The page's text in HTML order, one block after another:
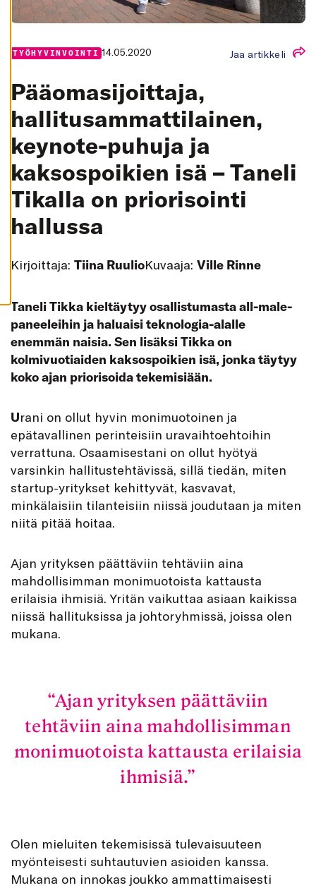
K
I
Y
S
Y
A
I
I
V
S
TYÖHYVINVOINTI 14.05.2020 Jaa artikkeli
Pääomasijoittaja,
hallitusammattilainen,
keynote-puhuja ja
kaksospoikien isä – Taneli
Tikalla on priorisointi
hallussa
Kirjoittaja: Tiina RuulioKuvaaja: Ville Rinne
Taneli Tikka kieltäytyy osallistumasta all-male-
paneeleihin ja haluaisi teknologia-alalle
enemmän naisia. Sen lisäksi Tikka on
kolmivuotiaiden kaksospoikien isä, jonka täytyy
koko ajan priorisoida tekemisiään.
Urani on ollut hyvin monimuotoinen ja
epätavallinen perinteisiin uravaihtoehtoihin
verrattuna. Osaamisestani on ollut hyötyä
varsinkin hallitustehtävissä, sillä tiedän, miten
startup-yritykset kehittyvät, kasvavat,
minkälaisiin tilanteisiin niissä joudutaan ja miten
niitä pitää hoitaa.
Ajan yrityksen päättäviin tehtäviin aina
mahdollisimman monimuotoista kattausta
erilaisia ihmisiä. Yritän vaikuttaa asiaan kaikissa
niissä hallituksissa ja johtoryhmissä, joissa olen
mukana.
Ajan yrityksen päättäviin
tehtäviin aina mahdollisimman
monimuotoista kattausta erilaisia
ihmisiä.
Olen mieluiten tekemisissä tulevaisuuteen
myönteisesti suhtautuvien asioiden kanssa.
Mukana on innokas joukko ammattimaisesti